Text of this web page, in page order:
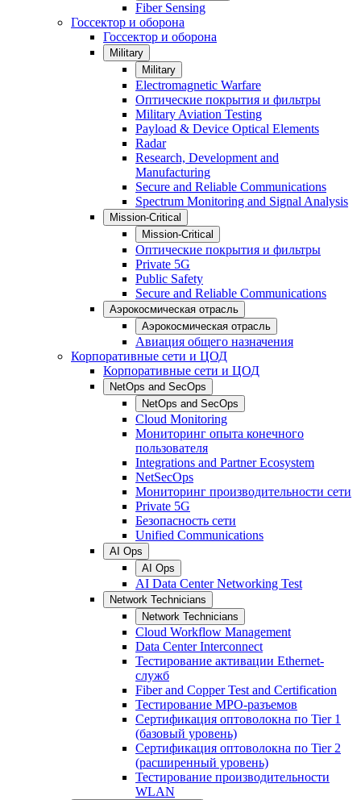
Fiber Sensing
Госсектор и оборона
Госсектор и оборона
Military
Military
Electromagnetic Warfare
Оптические покрытия и фильтры
Military Aviation Testing
Payload & Device Optical Elements
Radar
Research, Development and
Manufacturing
Secure and Reliable Communications
Spectrum Monitoring and Signal Analysis
Mission-Critical
Mission-Critical
Оптические покрытия и фильтры
Private 5G
Public Safety
Secure and Reliable Communications
Аэрокосмическая отрасль
Аэрокосмическая отрасль
Авиация общего назначения
Корпоративные сети и ЦОД
Корпоративные сети и ЦОД
NetOps and SecOps
NetOps and SecOps
Cloud Monitoring
Мониторинг опыта конечного
пользователя
Integrations and Partner Ecosystem
NetSecOps
Мониторинг производительности сети
Private 5G
Безопасность сети
Unified Communications
AI Ops
AI Ops
AI Data Center Networking Test
Network Technicians
Network Technicians
Cloud Workflow Management
Data Center Interconnect
Тестирование активации Ethernet-
служб
Fiber and Copper Test and Certification
Тестирование МРО-разъемов
Сертификация оптоволокна по Tier 1
(базовый уровень)
Сертификация оптоволокна по Tier 2
(расширенный уровень)
Тестирование производительности
WLAN